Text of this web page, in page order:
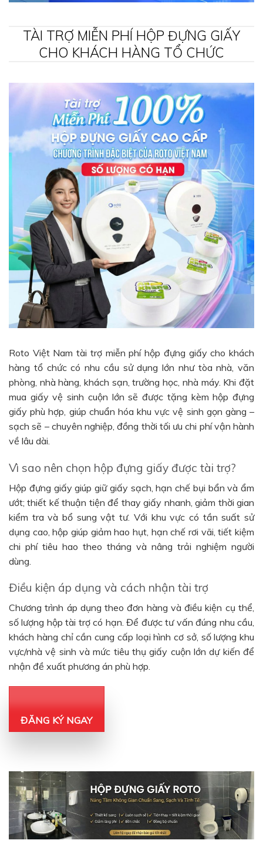
TÀI TRỢ MIỄN PHÍ HỘP ĐỰNG GIẤY
CHO KHÁCH HÀNG TỔ CHỨC
Roto Việt Nam tài trợ miễn phí hộp đựng giấy cho khách
hàng tổ chức có nhu cầu sử dụng lớn như tòa nhà, văn
phòng, nhà hàng, khách sạn, trường học, nhà máy. Khi đặt
mua giấy vệ sinh cuộn lớn sẽ được tặng kèm hộp đựng
giấy phù hợp, giúp chuẩn hóa khu vực vệ sinh gọn gàng –
sạch sẽ – chuyên nghiệp, đồng thời tối ưu chi phí vận hành
về lâu dài.
Vì sao nên chọn hộp đựng giấy được tài trợ?
Hộp đựng giấy giúp giữ giấy sạch, hạn chế bụi bẩn và ẩm
ướt; thiết kế thuận tiện để thay giấy nhanh, giảm thời gian
kiểm tra và bổ sung vật tư. Với khu vực có tần suất sử
dụng cao, hộp giúp giảm hao hụt, hạn chế rơi vãi, tiết kiệm
chi phí tiêu hao theo tháng và nâng trải nghiệm người
dùng.
Điều kiện áp dụng và cách nhận tài trợ
Chương trình áp dụng theo đơn hàng và điều kiện cụ thể,
số lượng hộp tài trợ có hạn. Để được tư vấn đúng nhu cầu,
khách hàng chỉ cần cung cấp loại hình cơ sở, số lượng khu
vực/nhà vệ sinh và mức tiêu thụ giấy cuộn lớn dự kiến để
nhận đề xuất phương án phù hợp.
ĐĂNG KÝ NGAY